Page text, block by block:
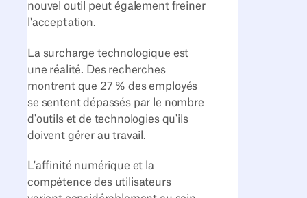
nouvel outil peut également freiner
l'acceptation.
La surcharge technologique est
une réalité. Des recherches
montrent que 27 % des employés
se sentent dépassés par le nombre
d'outils et de technologies qu'ils
doivent gérer au travail.
L'affinité numérique et la
compétence des utilisateurs